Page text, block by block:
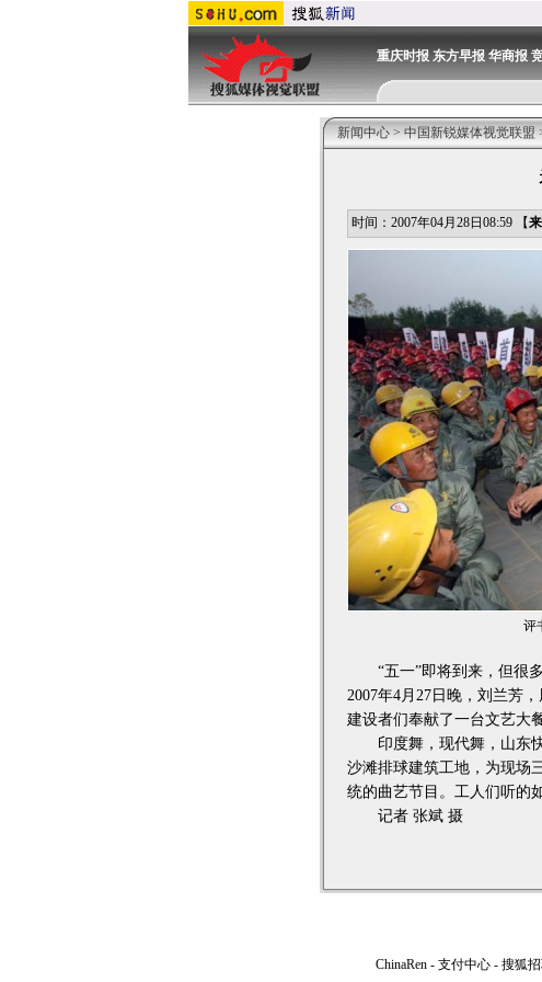
重庆时报 东方早报 华商报
新闻中心>中国新锐媒体视觉联盟
时间：2007年04月28日08:59 【
评
“五一”即将到来，但很多
2007年4月27日晚，刘兰芳
建设者们奉献了一台文艺大餐
印度舞，现代舞，山东快
沙滩排球建筑工地，为现场
统的曲艺节目。工人们听的
记者 张斌 摄
ChinaRen - 支付中心 - 搜狐